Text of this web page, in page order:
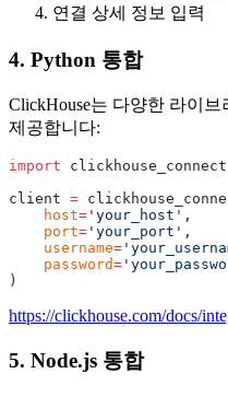
연결 상세 정보 입력
4. Python 통합
ClickHouse는 다양한 라이
제공합니다:
import clickhouse_connect
client =
    host
= 'your_host' ,
    port
= 'your_port' ,
    username
=
    password
=
)
https://clickhouse.com/docs/
5. Node.js 통합